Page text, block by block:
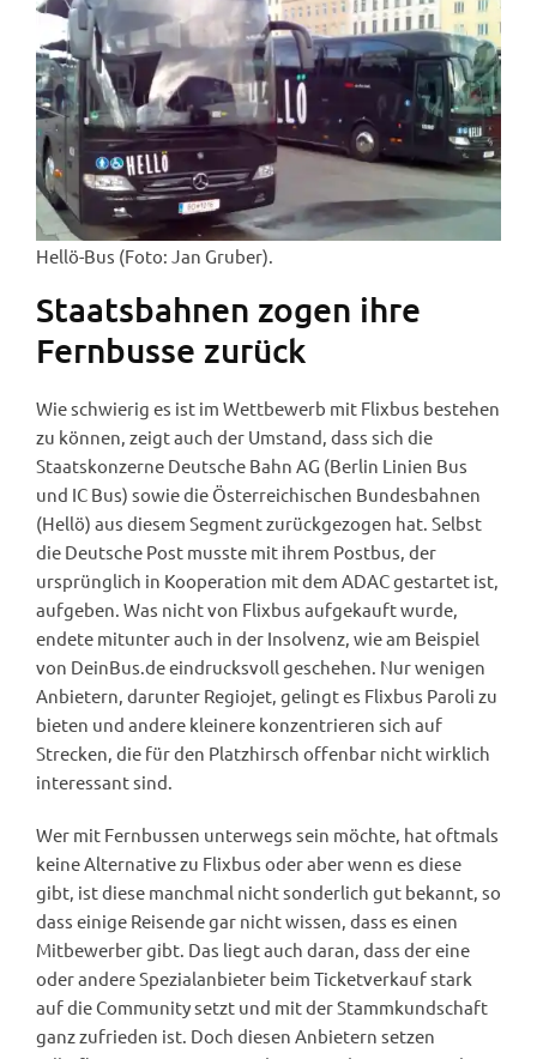
Hellö-Bus (Foto: Jan Gruber).
Staatsbahnen zogen ihre
Fernbusse zurück
Wie schwierig es ist im Wettbewerb mit Flixbus bestehen
zu können, zeigt auch der Umstand, dass sich die
Staatskonzerne Deutsche Bahn AG (Berlin Linien Bus
und IC Bus) sowie die Österreichischen Bundesbahnen
(Hellö) aus diesem Segment zurückgezogen hat. Selbst
die Deutsche Post musste mit ihrem Postbus, der
ursprünglich in Kooperation mit dem ADAC gestartet ist,
aufgeben. Was nicht von Flixbus aufgekauft wurde,
endete mitunter auch in der Insolvenz, wie am Beispiel
von DeinBus.de eindrucksvoll geschehen. Nur wenigen
Anbietern, darunter Regiojet, gelingt es Flixbus Paroli zu
bieten und andere kleinere konzentrieren sich auf
Strecken, die für den Platzhirsch offenbar nicht wirklich
interessant sind.
Wer mit Fernbussen unterwegs sein möchte, hat oftmals
keine Alternative zu Flixbus oder aber wenn es diese
gibt, ist diese manchmal nicht sonderlich gut bekannt, so
dass einige Reisende gar nicht wissen, dass es einen
Mitbewerber gibt. Das liegt auch daran, dass der eine
oder andere Spezialanbieter beim Ticketverkauf stark
auf die Community setzt und mit der Stammkundschaft
ganz zufrieden ist. Doch diesen Anbietern setzen